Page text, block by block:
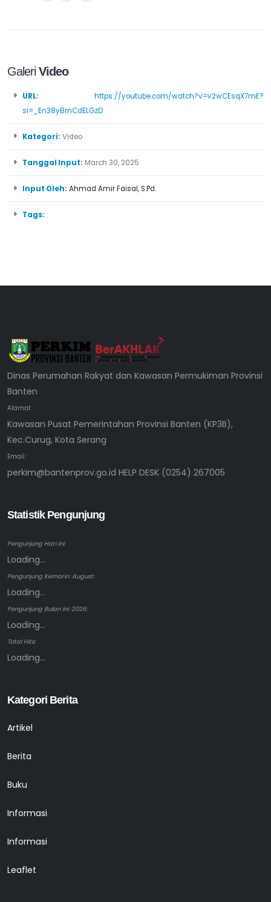
GaleriVideo
URL:
https://youtube.com/watch?v=v2wCEsqX7mE?
si=_En38yBrnCdELGzD
Kategori: Video
Tanggal Input: March 30, 2025
Input Oleh: Ahmad Amir Faisal, S.Pd.
Tags:
Dinas Perumahan Rakyat dan Kawasan Permukiman Provinsi
Banten
Alamat :
Kawasan Pusat Pemerintahan Provinsi Banten (KP3B),
Kec.Curug, Kota Serang
Email :
perkim@bantenprov.go.id HELP DESK (0254) 267005
Statistik Pengunjung
Pengunjung Hari ini:
Loading...
Pengunjung Kemarin: August:
Loading...
Pengunjung Bulan ini: 2026:
Loading...
Total Hits:
Loading...
Kategori Berita
Artikel
Berita
Buku
Informasi
Informasi
Leaflet